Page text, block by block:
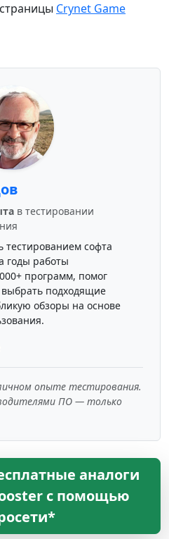
Crynet Game
в тестировании
тестированием софта
годы работы
программ, помог
подходящие
обзоры на основе
опыте тестирования.
ПО — только
аналоги
с помощью